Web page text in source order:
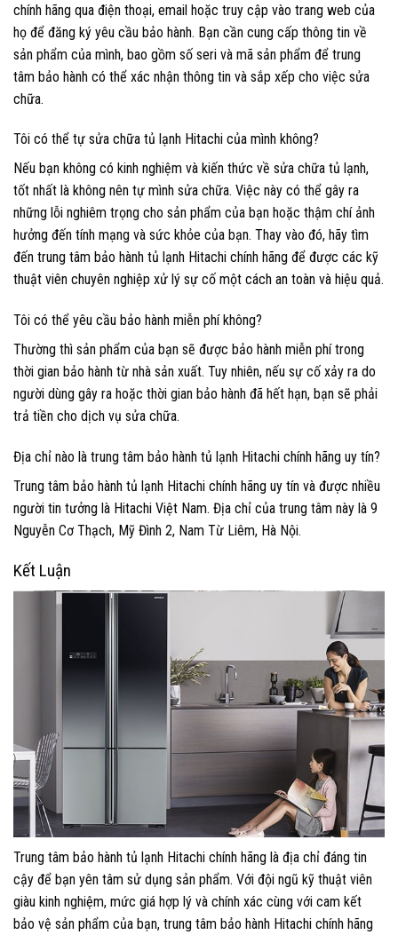
chính hãng qua điện thoại, email hoặc truy cập vào trang web của
họ để đăng ký yêu cầu bảo hành. Bạn cần cung cấp thông tin về
sản phẩm của mình, bao gồm số seri và mã sản phẩm để trung
tâm bảo hành có thể xác nhận thông tin và sắp xếp cho việc sửa
chữa.
Tôi có thể tự sửa chữa tủ lạnh Hitachi của mình không?
Nếu bạn không có kinh nghiệm và kiến thức về sửa chữa tủ lạnh,
tốt nhất là không nên tự mình sửa chữa. Việc này có thể gây ra
những lỗi nghiêm trọng cho sản phẩm của bạn hoặc thậm chí ảnh
hưởng đến tính mạng và sức khỏe của bạn. Thay vào đó, hãy tìm
đến trung tâm bảo hành tủ lạnh Hitachi chính hãng để được các kỹ
thuật viên chuyên nghiệp xử lý sự cố một cách an toàn và hiệu quả.
Tôi có thể yêu cầu bảo hành miễn phí không?
Thường thì sản phẩm của bạn sẽ được bảo hành miễn phí trong
thời gian bảo hành từ nhà sản xuất. Tuy nhiên, nếu sự cố xảy ra do
người dùng gây ra hoặc thời gian bảo hành đã hết hạn, bạn sẽ phải
trả tiền cho dịch vụ sửa chữa.
Địa chỉ nào là trung tâm bảo hành tủ lạnh Hitachi chính hãng uy tín?
Trung tâm bảo hành tủ lạnh Hitachi chính hãng uy tín và được nhiều
người tin tưởng là Hitachi Việt Nam. Địa chỉ của trung tâm này là 9
Nguyễn Cơ Thạch, Mỹ Đình 2, Nam Từ Liêm, Hà Nội.
Kết Luận
Trung tâm bảo hành tủ lạnh Hitachi chính hãng là địa chỉ đáng tin
cậy để bạn yên tâm sử dụng sản phẩm. Với đội ngũ kỹ thuật viên
giàu kinh nghiệm, mức giá hợp lý và chính xác cùng với cam kết
bảo vệ sản phẩm của bạn, trung tâm bảo hành Hitachi chính hãng